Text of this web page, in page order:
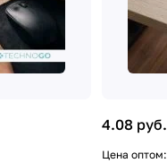
4.08 руб.
Цена оптом: